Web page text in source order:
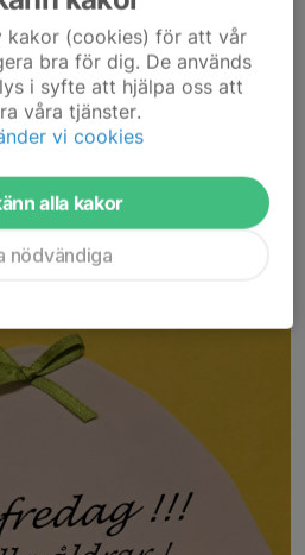
kakor (cookies) för att vår
bra för dig. De används
i syfte att hjälpa oss att
våra tjänster.
vi cookies
alla kakor
nödvändiga